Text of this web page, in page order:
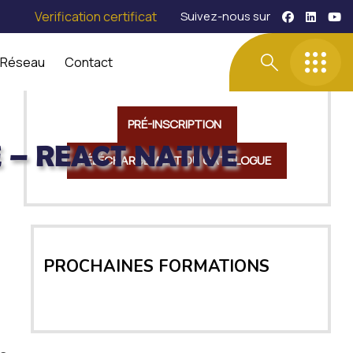
Verification certificat Suivez-nous sur
Contact
REACT NATIVE
PRÉ-INSCRIPTION
TÉLÉCHARGEMENT DU CATALOGUE
PROCHAINES FORMATIONS